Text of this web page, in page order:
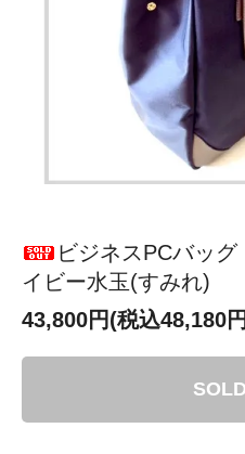
ビジネスPCバッ
イビー水玉(すみれ)
43,800円(税込48,180